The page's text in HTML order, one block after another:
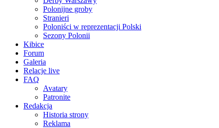
Polonijne groby
Stranieri
Poloniści w reprezentacji Polski
Sezony Polonii
Kibice
Forum
Galeria
Relacje live
FAQ
Avatary
Patronite
Redakcja
Historia strony
Reklama